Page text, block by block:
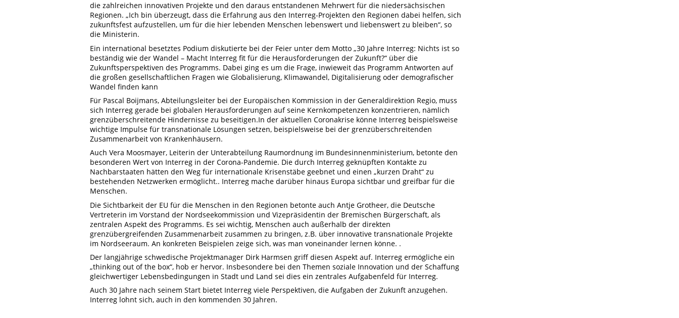
die zahlreichen innovativen Projekte und den daraus entstandenen Mehrwert für die niedersächsischen
Regionen. „Ich bin überzeugt, dass die Erfahrung aus den Interreg-Projekten den Regionen dabei helfen, sich
zukunftsfest aufzustellen, um für die hier lebenden Menschen lebenswert und liebenswert zu bleiben“, so
die Ministerin.
Ein international besetztes Podium diskutierte bei der Feier unter dem Motto „30 Jahre Interreg: Nichts ist so
beständig wie der Wandel – Macht Interreg fit für die Herausforderungen der Zukunft?“ über die
Zukunftsperspektiven des Programms. Dabei ging es um die Frage, inwieweit das Programm Antworten auf
die großen gesellschaftlichen Fragen wie Globalisierung, Klimawandel, Digitalisierung oder demografischer
Wandel finden kann
Für Pascal Boijmans, Abteilungsleiter bei der Europäischen Kommission in der Generaldirektion Regio, muss
sich Interreg gerade bei globalen Herausforderungen auf seine Kernkompetenzen konzentrieren, nämlich
grenzüberschreitende Hindernisse zu beseitigen.In der aktuellen Coronakrise könne Interreg beispielsweise
wichtige Impulse für transnationale Lösungen setzen, beispielsweise bei der grenzüberschreitenden
Zusammenarbeit von Krankenhäusern.
Auch Vera Moosmayer, Leiterin der Unterabteilung Raumordnung im Bundesinnenministerium, betonte den
besonderen Wert von Interreg in der Corona-Pandemie. Die durch Interreg geknüpften Kontakte zu
Nachbarstaaten hätten den Weg für internationale Krisenstäbe geebnet und einen „kurzen Draht“ zu
bestehenden Netzwerken ermöglicht.. Interreg mache darüber hinaus Europa sichtbar und greifbar für die
Menschen.
Die Sichtbarkeit der EU für die Menschen in den Regionen betonte auch Antje Grotheer, die Deutsche
Vertreterin im Vorstand der Nordseekommission und Vizepräsidentin der Bremischen Bürgerschaft, als
zentralen Aspekt des Programms. Es sei wichtig, Menschen auch außerhalb der direkten
grenzübergreifenden Zusammenarbeit zusammen zu bringen, z.B. über innovative transnationale Projekte
im Nordseeraum. An konkreten Beispielen zeige sich, was man voneinander lernen könne. .
Der langjährige schwedische Projektmanager Dirk Harmsen griff diesen Aspekt auf. Interreg ermögliche ein
„thinking out of the box“, hob er hervor. Insbesondere bei den Themen soziale Innovation und der Schaffung
gleichwertiger Lebensbedingungen in Stadt und Land sei dies ein zentrales Aufgabenfeld für Interreg.
Auch 30 Jahre nach seinem Start bietet Interreg viele Perspektiven, die Aufgaben der Zukunft anzugehen.
Interreg lohnt sich, auch in den kommenden 30 Jahren.